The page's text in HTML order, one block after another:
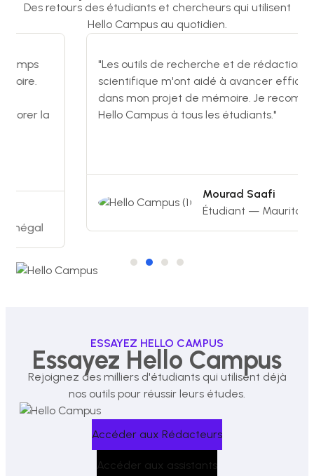
Des retours des étudiants et chercheurs qui utilisent
Hello Campus au quotidien.
la
"Les outils de recherche et de rédaction
scientifique m'ont aidé à avancer
dans mon projet de mémoire. Je
Hello Campus à tous les étudiants."
Mourad Saafi
Étudiant — Mauritanie
ESSAYEZ HELLO CAMPUS
Essayez Hello Campus
Rejoignez des milliers d'étudiants qui utilisent déjà
nos outils pour réussir leurs études.
Accéder aux Rédacteurs
Accéder aux assistants